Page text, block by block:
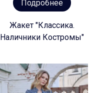
Подробнее
Жакет "Классика.
Наличники Костромы"